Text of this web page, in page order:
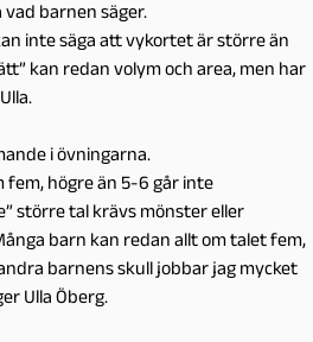
vad barnen säger.
inte säga att vykortet är större än
kan redan volym och area, men har
i övningarna.
fem, högre än 5-6 går inte
större tal krävs mönster eller
barn kan redan allt om talet fem,
barnens skull jobbar jag mycket
Ulla Öberg.